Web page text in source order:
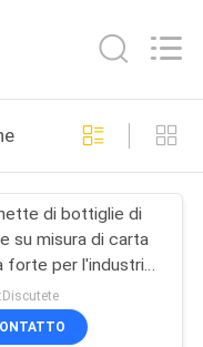
di bottiglie di
su misura di carta
forte per l'industria